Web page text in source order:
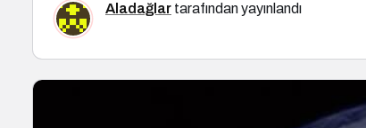
Aladağlar tarafından yayınlandı